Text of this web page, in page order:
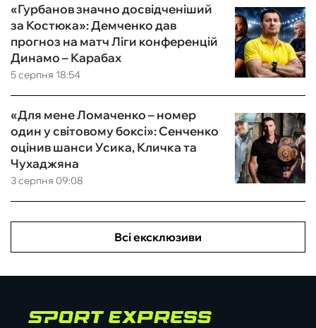
5 серпня 18:54
«Гурбанов значно досвідченіший
за Костюка»: Демченко дав
прогноз на матч Ліги конференцій
Динамо – Карабах
3 серпня 09:08
«Для мене Ломаченко – номер
один у світовому боксі»: Сенченко
оцінив шанси Усика, Кличка та
Чухаджяна
Всі ексклюзиви